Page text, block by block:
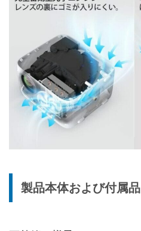
製品本体および付属品